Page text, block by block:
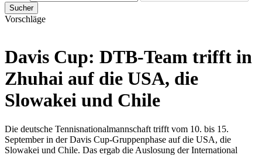
Sucher
Vorschläge
Davis Cup: DTB-Team trifft in
Zhuhai auf die USA, die
Slowakei und Chile
Die deutsche Tennisnationalmannschaft trifft vom 10. bis 15.
September in der Davis Cup-Gruppenphase auf die USA, die
Slowakei und Chile. Das ergab die Auslosung der International